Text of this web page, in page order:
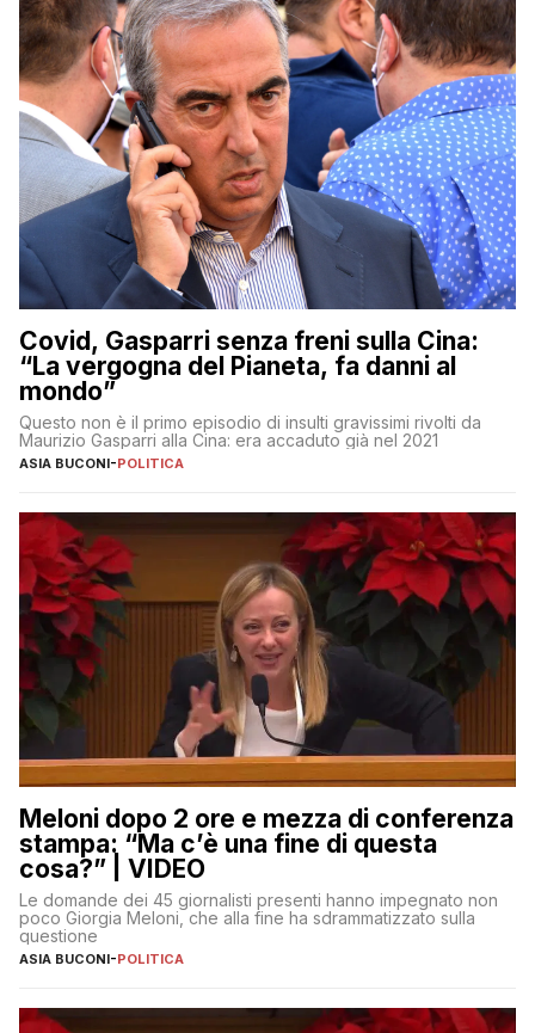
Covid, Gasparri senza freni sulla Cina:
“La vergogna del Pianeta, fa danni al
mondo”
Questo non è il primo episodio di insulti gravissimi rivolti da
Maurizio Gasparri alla Cina: era accaduto già nel 2021
ASIA BUCONI-POLITICA
Meloni dopo 2 ore e mezza di conferenza
stampa: “Ma c’è una fine di questa
cosa?” | VIDEO
Le domande dei 45 giornalisti presenti hanno impegnato non
poco Giorgia Meloni, che alla fine ha sdrammatizzato sulla
questione
ASIA BUCONI-POLITICA